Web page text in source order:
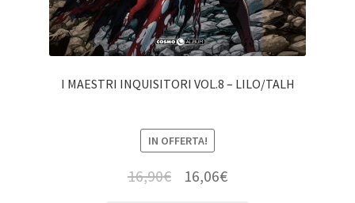
I MAESTRI INQUISITORI VOL.8 – LILO/TALH
IN OFFERTA!
16,90€ 16,06€